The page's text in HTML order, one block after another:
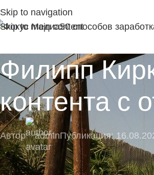
Skip to navigation
Skip to main content50 способов
Филипп
контента с
Автор adminПубликация:
🎁 Подпишитесь сейчас и не